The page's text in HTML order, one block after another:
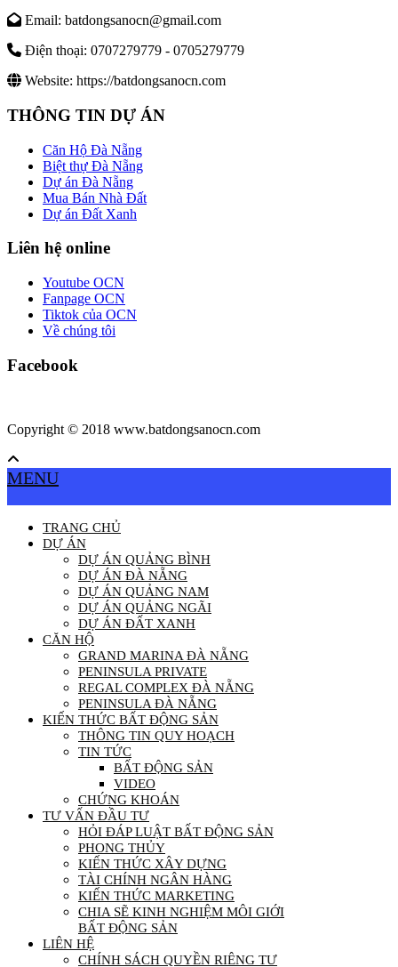
Email: batdongsanocn@gmail.com
Điện thoại: 0707279779 - 0705279779
Website: https://batdongsanocn.com
THÔNG TIN DỰ ÁN
Căn Hộ Đà Nẵng
Biệt thự Đà Nẵng
Dự án Đà Nẵng
Mua Bán Nhà Đất
Dự án Đất Xanh
Liên hệ online
Youtube OCN
Fanpage OCN
Tiktok của OCN
Về chúng tôi
Facebook
Copyright © 2018 www.batdongsanocn.com
MENU
TRANG CHỦ
DỰ ÁN
DỰ ÁN QUẢNG BÌNH
DỰ ÁN ĐÀ NẴNG
DỰ ÁN QUẢNG NAM
DỰ ÁN QUẢNG NGÃI
DỰ ÁN ĐẤT XANH
CĂN HỘ
GRAND MARINA ĐÀ NẴNG
PENINSULA PRIVATE
REGAL COMPLEX ĐÀ NẴNG
PENINSULA ĐÀ NẴNG
KIẾN THỨC BẤT ĐỘNG SẢN
THÔNG TIN QUY HOẠCH
TIN TỨC
BẤT ĐỘNG SẢN
VIDEO
CHỨNG KHOÁN
TƯ VẤN ĐẦU TƯ
HỎI ĐÁP LUẬT BẤT ĐỘNG SẢN
PHONG THỦY
KIẾN THỨC XÂY DỰNG
TÀI CHÍNH NGÂN HÀNG
KIẾN THỨC MARKETING
CHIA SẼ KINH NGHIỆM MÔI GIỚI
BẤT ĐỘNG SẢN
LIÊN HỆ
CHÍNH SÁCH QUYỀN RIÊNG TƯ